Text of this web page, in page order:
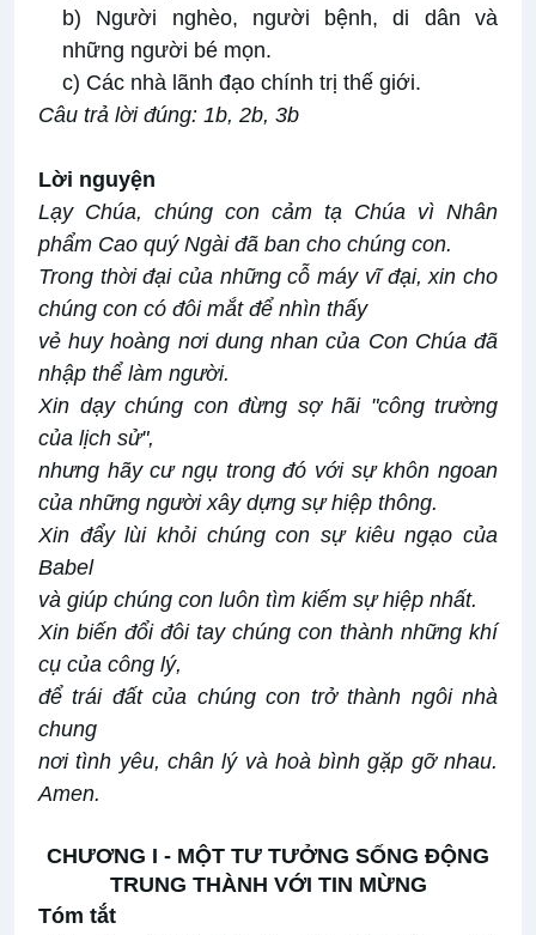
b) Người nghèo, người bệnh, di dân và
những người bé mọn.
c) Các nhà lãnh đạo chính trị thế giới.
Câu trả lời đúng: 1b, 2b, 3b
Lời nguyện
Lạy Chúa, chúng con cảm tạ Chúa vì Nhân
phẩm Cao quý Ngài đã ban cho chúng con.
Trong thời đại của những cỗ máy vĩ đại, xin cho
chúng con có đôi mắt để nhìn thấy
vẻ huy hoàng nơi dung nhan của Con Chúa đã
nhập thể làm người.
Xin dạy chúng con đừng sợ hãi "công trường
của lịch sử",
nhưng hãy cư ngụ trong đó với sự khôn ngoan
của những người xây dựng sự hiệp thông.
Xin đẩy lùi khỏi chúng con sự kiêu ngạo của
Babel
và giúp chúng con luôn tìm kiếm sự hiệp nhất.
Xin biến đổi đôi tay chúng con thành những khí
cụ của công lý,
để trái đất của chúng con trở thành ngôi nhà
chung
nơi tình yêu, chân lý và hoà bình gặp gỡ nhau.
Amen.
CHƯƠNG I - MỘT TƯ TƯỞNG SỐNG ĐỘNG
TRUNG THÀNH VỚI TIN MỪNG
Tóm tắt